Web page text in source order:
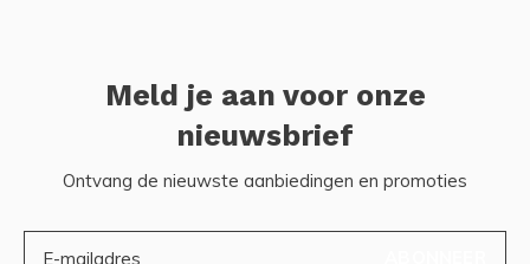
Meld je aan voor onze
nieuwsbrief
Ontvang de nieuwste aanbiedingen en promoties